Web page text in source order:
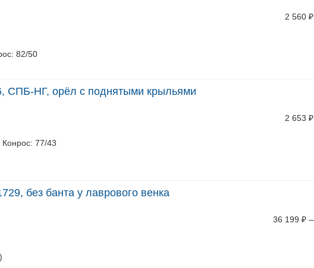
82/50
2 560 ₽
СПБ-НГ, орёл с поднятыми крыльями
Конрос: 77/43
2 653 ₽
без банта у лаврового венка
36 199 ₽